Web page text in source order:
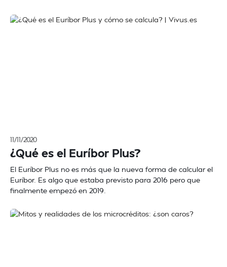
11/11/2020
¿Qué es el Euríbor Plus?
El Euríbor Plus no es más que la nueva forma de calcular el
Euríbor. Es algo que estaba previsto para 2016 pero que
finalmente empezó en 2019.